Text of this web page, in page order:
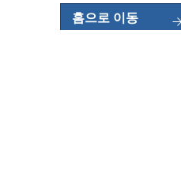
홈으로 이동